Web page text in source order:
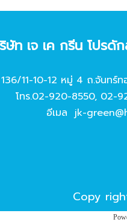
ษัท เจ เค กรีน โปรดั
11-10-12 หมู่ 4 ถ.จันทร์ท
โทร.02-920-8550, 02-
อีเมล jk-
Copy